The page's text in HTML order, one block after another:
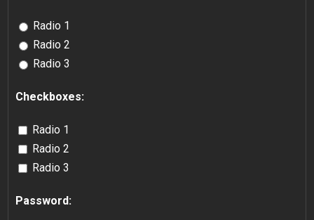
Radio 1
Radio 2
Radio 3
Checkboxes:
Radio 1
Radio 2
Radio 3
Password: